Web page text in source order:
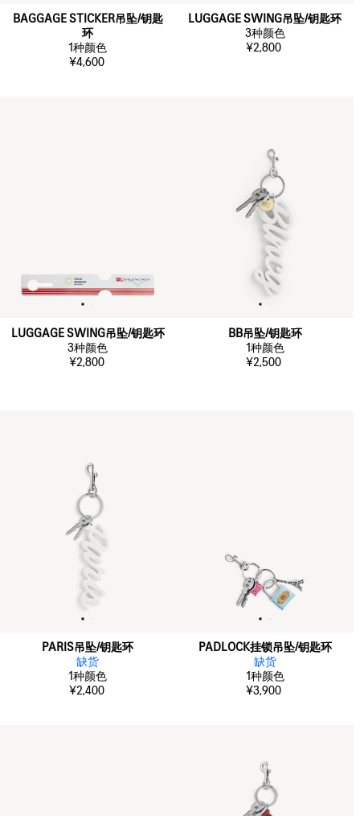
BAGGAGE STICKER吊坠/钥匙
环
1种颜色
¥4,600
LUGGAGE SWING吊坠/钥匙环
3种颜色
¥2,800
LUGGAGE SWING吊坠/钥匙环
3种颜色
¥2,800
BB吊坠/钥匙环
1种颜色
¥2,500
PARIS吊坠/钥匙环
缺货
1种颜色
¥2,400
PADLOCK挂锁吊坠/钥匙环
缺货
1种颜色
¥3,900